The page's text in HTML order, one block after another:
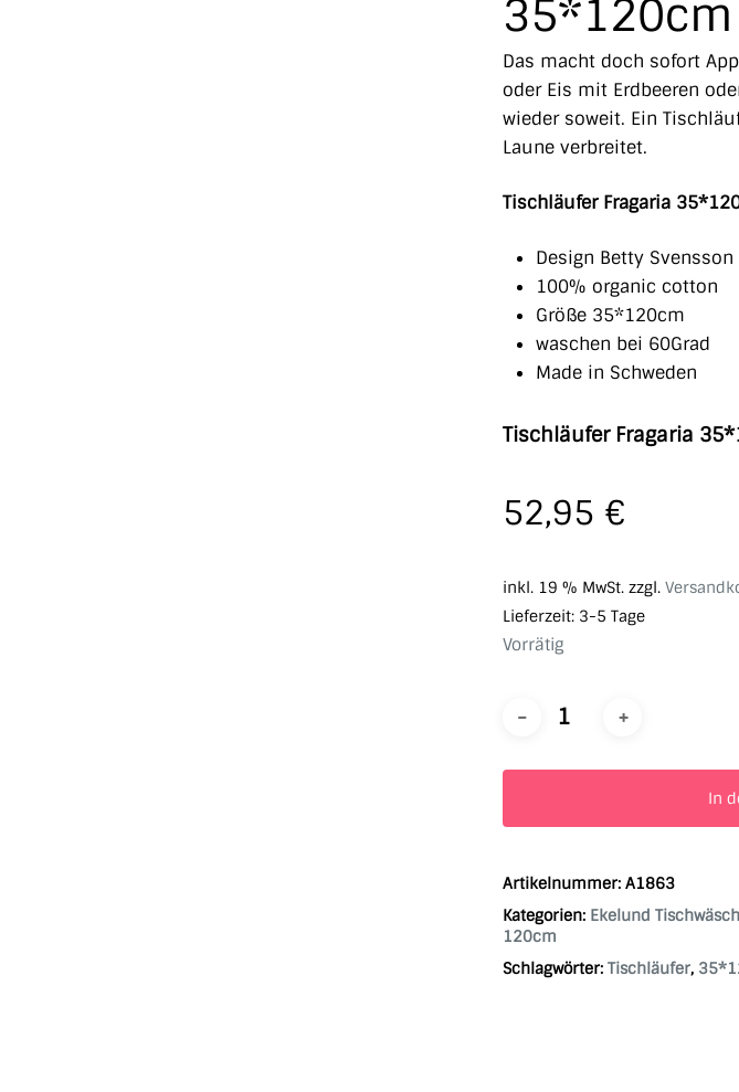
35*120cm
Das macht doch sofort
oder Eis mit Erdbeeren
wieder soweit. Ein
Laune verbreitet.
Tischläufer Fragaria
Design Betty Svensson
100% organic cotton
Größe 35*120cm
waschen bei 60Grad
Made in Schweden
Tischläufer Fragaria
52,95 €
inkl. 19 % MwSt. zzgl.
Lieferzeit: 3-5 Tage
Vorrätig
In
Artikelnummer: A1863
Kategorien: Ekelund
120cm
Schlagwörter: Tischläufer,